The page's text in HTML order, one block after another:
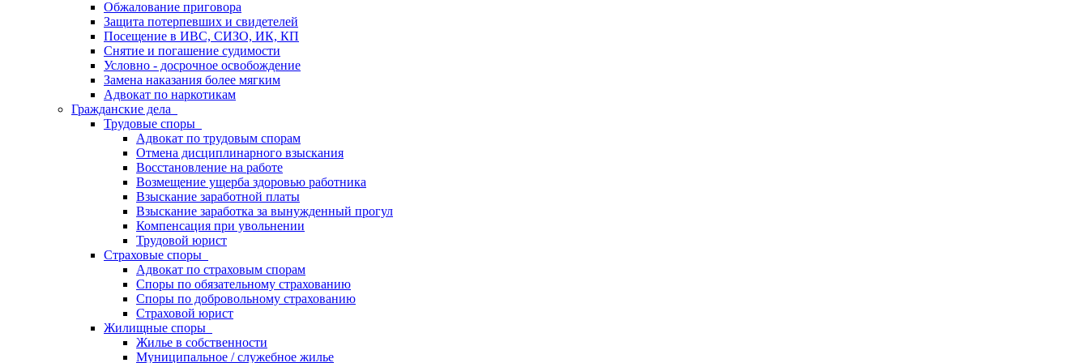
Обжалование приговора
Защита потерпевших и свидетелей
Посещение в ИВС, СИЗО, ИК, КП
Снятие и погашение судимости
Условно - досрочное освобождение
Замена наказания более мягким
Адвокат по наркотикам
Гражданские дела
Трудовые споры
Адвокат по трудовым спорам
Отмена дисциплинарного взыскания
Восстановление на работе
Возмещение ущерба здоровью работника
Взыскание заработной платы
Взыскание заработка за вынужденный прогул
Компенсация при увольнении
Трудовой юрист
Страховые споры
Адвокат по страховым спорам
Споры по обязательному страхованию
Споры по добровольному страхованию
Страховой юрист
Жилищные споры
Жилье в собственности
Муниципальное / служебное жилье